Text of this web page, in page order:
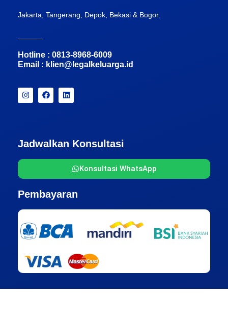
Jakarta, Tangerang, Depok, Bekasi & Bogor.
Hotline : 0813-8968-6009
Email : klien@legalkeluarga.id
Jadwalkan Konsultasi
Konsultasi WhatsApp
Pembayaran